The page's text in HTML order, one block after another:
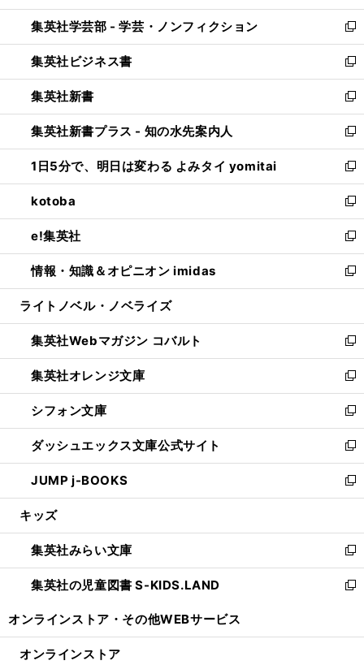
開
く
ウ
で
開
く
ン
ド
ウ
で
開
く
ウ
ィ
ン
ド
ウ
で
開
く
集英社学芸部 - 学芸・ノンフィクション
新
し
い
ウ
ィ
ン
ド
ウ
で
開
く
集英社ビジネス書
新
し
い
ウ
ィ
ン
ド
ウ
で
開
く
集英社新書
新
し
い
ウ
ィ
ン
ド
ウ
で
開
く
集英社新書プラス - 知の水先案内人
新
し
い
ウ
ィ
ン
ド
ウ
で
開
1日5分で、明日は変わる よみタイ yomitai
新
し
い
ウ
ィ
ン
ド
ウ
開
く
kotoba
新
し
い
ウ
ィ
ン
ウ
で
開
く
e!集英社
新
し
い
ウ
ン
ド
ウ
で
開
く
情報・知識＆オピニオン imidas
新
し
ウ
ィ
ン
ド
ウ
で
開
く
ライトノベル・ノベライズ
集英社Webマガジン コバルト
新
し
い
ウ
ィ
ン
ド
ウ
で
開
集英社オレンジ文庫
新
し
い
ウ
ィ
ン
ド
ウ
開
く
シフォン文庫
新
し
い
ウ
ィ
ン
ウ
で
開
く
ダッシュエックス文庫公式サイト
新
し
い
ウ
ン
ド
ウ
で
JUMP j-BOOKS
新
し
ウ
ィ
ン
ド
開
キッズ
集英社みらい文庫
新
し
い
ン
集英社の児童図書 S-KIDS.LAND
新
ウ
オンラインストア・ その他WEBサービス
オンラインストア